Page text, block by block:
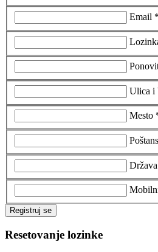
Email *
Ulica i
Mesto
Registruj se
Resetovanje lozinke